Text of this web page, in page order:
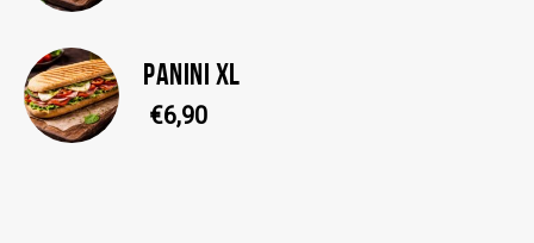
PANINI XL
€6,90